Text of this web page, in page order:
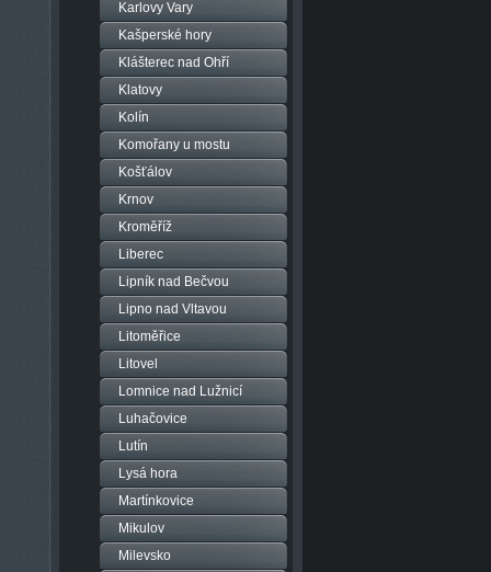
Karlovy Vary
Kašperské hory
Klášterec nad Ohří
Klatovy
Kolín
Komořany u mostu
Košťálov
Krnov
Kroměříž
Liberec
Lipník nad Bečvou
Lipno nad Vltavou
Litoměřice
Litovel
Lomnice nad Lužnicí
Luhačovice
Lutín
Lysá hora
Martínkovice
Mikulov
Milevsko